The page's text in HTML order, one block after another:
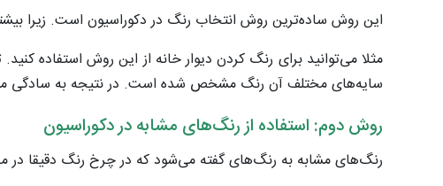
این روش ساده‌ترین روش انتخاب رنگ در دکوراسیون است. زیرا
مثلا می‌توانید برای رنگ کردن دیوار خانه از این روش استفاده
سایه‌های مختلف آن رنگ مشخص شده است. در نتیجه به سادگی
روش دوم: استفاده از رنگ‌های مشابه در دکوراسیون
رنگ‌های مشابه به رنگ‌های گفته می‌شود که در چرخ رنگ دقیقا در